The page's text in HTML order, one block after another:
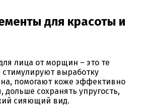
для красоты и
лица от морщин – это те
выработку
помогают коже эффективно
дольше сохранять упругость,
сияющий вид.